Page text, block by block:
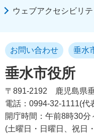
ウェブアクセシビリ
垂水市役所
お問い合わせ 垂水
〒891-2192
鹿児島県
電話：0994-32-1111(代
開庁時間：午前8時30分
(土曜日・日曜日、祝日